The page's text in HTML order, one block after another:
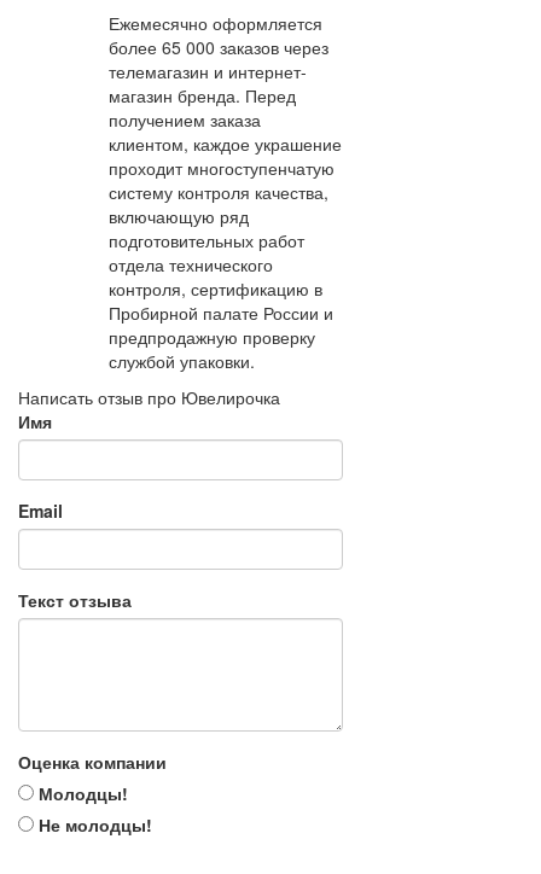
Ежемесячно оформляется
более 65 000 заказов через
телемагазин и интернет-
магазин бренда. Перед
получением заказа
клиентом, каждое украшение
проходит многоступенчатую
систему контроля качества,
включающую ряд
подготовительных работ
отдела технического
контроля, сертификацию в
Пробирной палате России и
предпродажную проверку
службой упаковки.
Написать отзыв про Ювелирочка
Имя
Email
Текст отзыва
Оценка компании
Молодцы!
Не молодцы!